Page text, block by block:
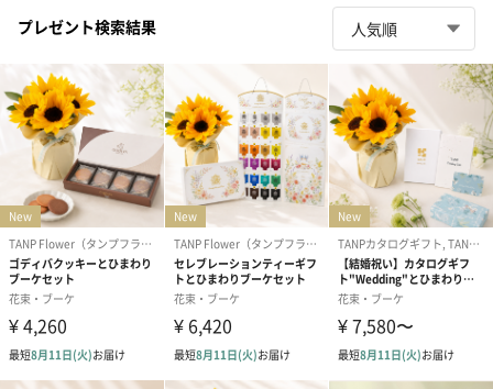
プレゼント検索結果